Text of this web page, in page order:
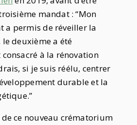
mandat : “Mon
a permis de réveiller la
deuxième a été
à la rénovation
si je suis réélu, centrer
durable et la
ce nouveau crématorium